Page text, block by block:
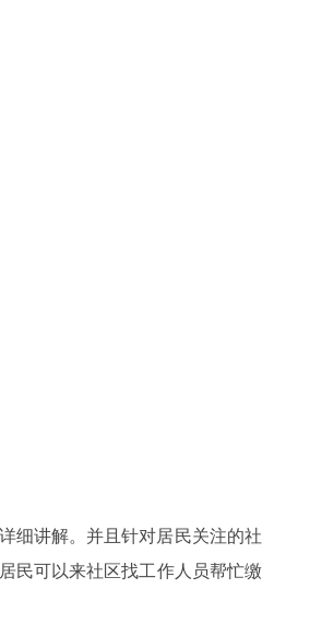
细讲解。并且针对居民关注的社
居民可以来社区找工作人员帮忙缴